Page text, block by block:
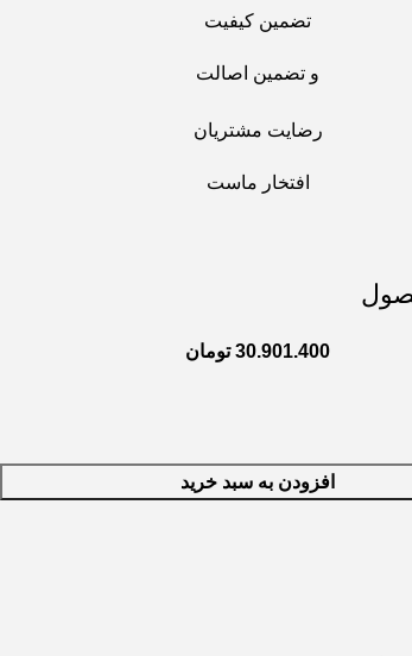
تضمین کیفیت
و تضمین اصالت
رضایت مشتریان
افتخار ماست
30.901.400 تومان
افزودن به سبد خرید